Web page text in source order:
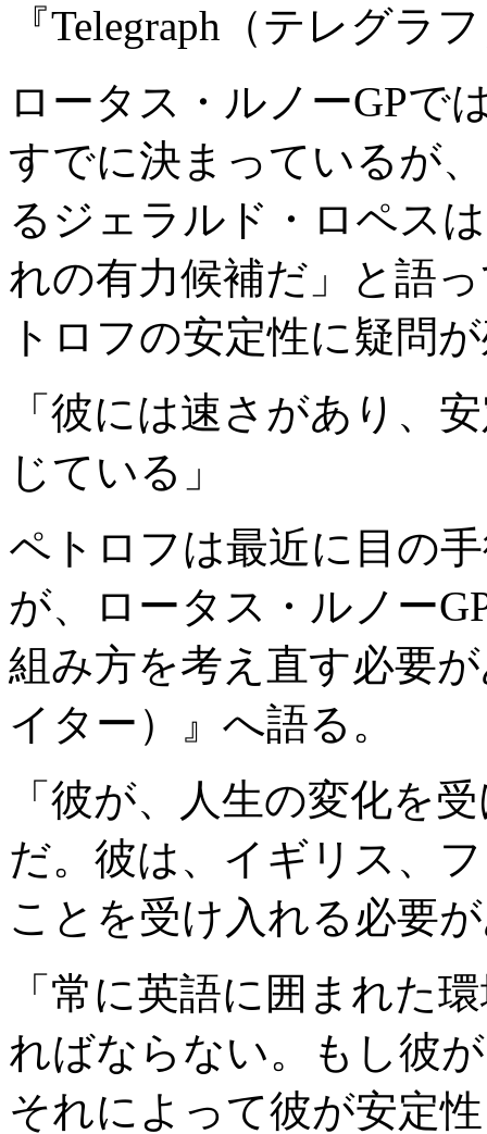
『Telegraph（テレグラ
ロータス・ルノーGPで
すでに決まっているが
るジェラルド・ロペス
れの有力候補だ」と語
トロフの安定性に疑問
「彼には速さがあり、
じている」
ペトロフは最近に目の
が、ロータス・ルノー
組み方を考え直す必要
イター）』へ語る。
「彼が、人生の変化を
だ。彼は、イギリス、
ことを受け入れる必要
「常に英語に囲まれた
ればならない。もし彼
それによって彼が安定